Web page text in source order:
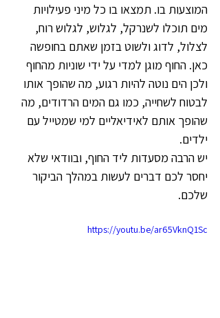
המוצעות בו. תמצאו בו כל מיני פעילויות
מים תוכלו לשנרקל, לגלוש, לגלוש רוח,
לצלול, לדוג ולשוט בזמן שאתם בחופשה
כאן. החוף מוגן למדי על ידי שוניות מהחוף
ולכן הים נוטה להיות רגוע, מה שהופך אותו
לבטוח לשחייה, כמו גם המים הרדודים, מה
שהופך אותם לאידיאליים למי שמטייל עם
ילדים.
יש הרבה מסעדות ליד החוף, ובוודאי שלא
יחסר לכם דברים לעשות במהלך הביקור
שלכם.
https://youtu.be/ar65VknQ1Sc